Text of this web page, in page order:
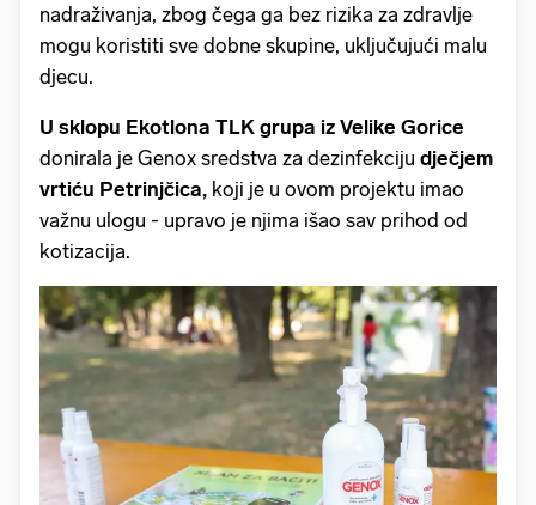
nadraživanja, zbog čega ga bez rizika za zdravlje
mogu koristiti sve dobne skupine, uključujući malu
djecu.
U sklopu Ekotlona TLK grupa iz Velike Gorice
donirala je Genox sredstva za dezinfekciju dječjem
vrtiću Petrinjčica, koji je u ovom projektu imao
važnu ulogu - upravo je njima išao sav prihod od
kotizacija.